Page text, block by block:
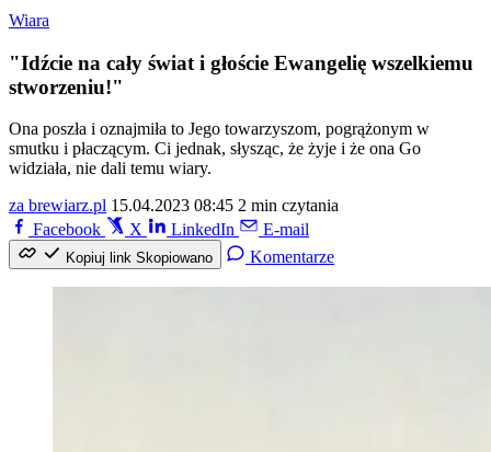
Wiara
"Idźcie na cały świat i głoście Ewangelię wszelkiemu
stworzeniu!"
Ona poszła i oznajmiła to Jego towarzyszom, pogrążonym w
smutku i płaczącym. Ci jednak, słysząc, że żyje i że ona Go
widziała, nie dali temu wiary.
za brewiarz.pl 15.04.2023 08:45 2 min czytania
Facebook
X LinkedIn E-mail
Kopiuj link Skopiowano Komentarze